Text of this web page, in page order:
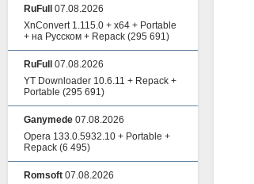
RuFull
07.08.2026
XnConvert 1.115.0 + x64 + Portable
+ на Русском + Repack (295 691)
RuFull
07.08.2026
YT Downloader 10.6.11 + Repack +
Portable (295 691)
Ganymede 07.08.2026
Opera 133.0.5932.10 + Portable +
Repack (6 495)
Romsoft 07.08.2026